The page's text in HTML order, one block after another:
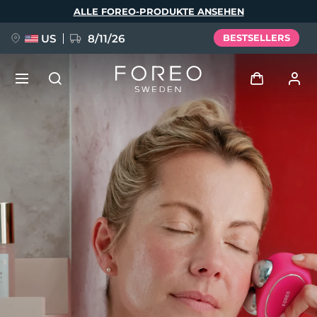
ALLE FOREO-PRODUKTE ANSEHEN
US 8/11/26 BESTSELLERS
Anmelden
Benutzerkonto
Meine Geräte
Meine Bestellungen
Meine Adressen
Meine Abonnements
FAQ™ Pure Beauty-Tech Elixir
BREAKING NEWS
issa™ Teeth Whitening Set
Deutsch
Español
Italiano
Português
Svenska
Русский
简体中文 繁體中文